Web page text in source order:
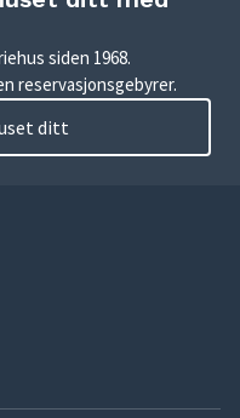
siden 1968.
reservasjonsgebyrer.
ditt